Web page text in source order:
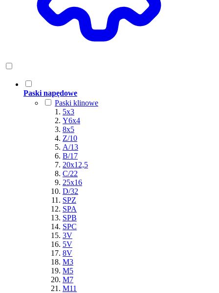
Paski napędowe
Paski klinowe
5x3
Y6x4
8x5
Z/10
A/13
B/17
20x12,5
C/22
25x16
D/32
SPZ
SPA
SPB
SPC
3V
5V
8V
M3
M5
M7
M11